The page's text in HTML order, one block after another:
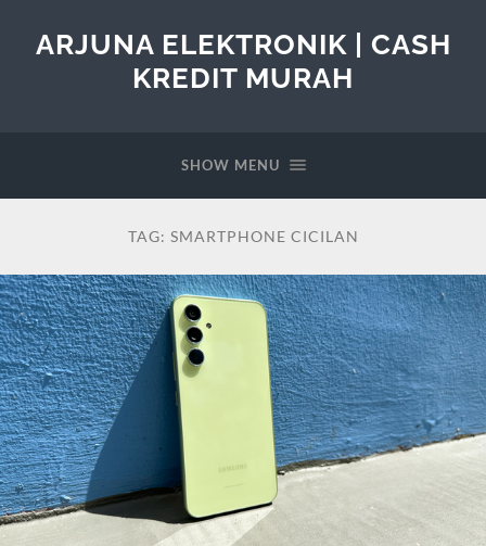
ARJUNA ELEKTRONIK | CASH
KREDIT MURAH
SHOW MENU
TAG: SMARTPHONE CICILAN